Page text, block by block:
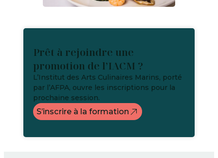
Prêt à rejoindre une
promotion de l’IACM ?
L’Institut des Arts Culinaires Marins, porté
par l’AFPA, ouvre les inscriptions pour la
prochaine session.
S’inscrire à la formation